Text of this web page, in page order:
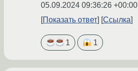
05.09.2024 09:36:26 +00:00
Показать ответ
Ссылка
1 1